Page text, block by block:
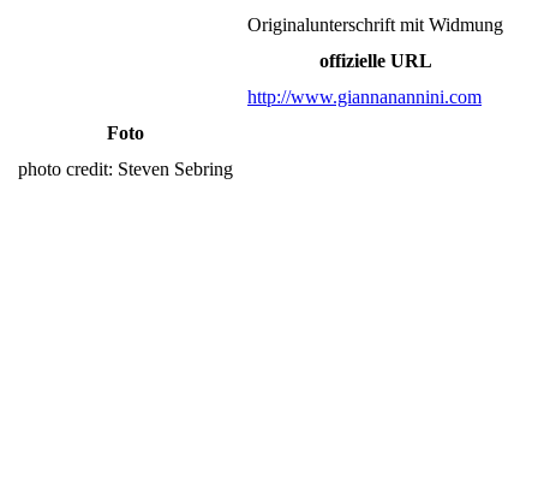
Originalunterschrift mit Widmung
offizielle URL
http://www.giannanannini.com
Foto
photo credit: Steven Sebring